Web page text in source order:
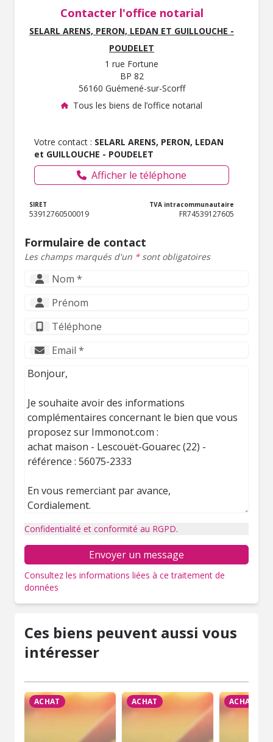
Contacter l'office notarial
SELARL ARENS, PERON, LEDAN ET GUILLOUCHE -
POUDELET
1 rue Fortune
BP 82
56160 Guémené-sur-Scorff
Tous les biens de l’office notarial
Votre contact : SELARL ARENS, PERON, LEDAN
et GUILLOUCHE - POUDELET
Afficher le téléphone
SIRET
53912760500019
TVA intracommunautaire
FR74539127605
Formulaire de contact
Les champs marqués d'un *sont obligatoires
Confidentialité et conformité au RGPD.
Envoyer un message
Consultez les informations liées à ce traitement de
données
Ces biens peuvent aussi vous
intéresser
ACHAT ACHAT ACHAT